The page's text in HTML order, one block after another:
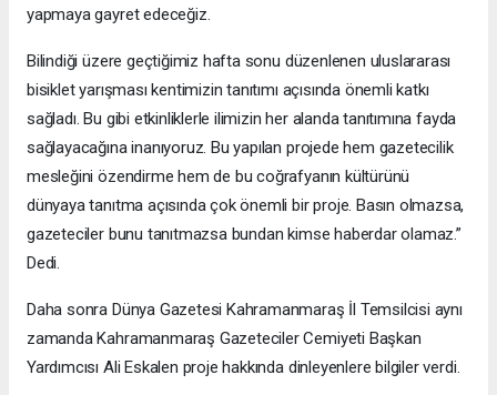
yapmaya gayret edeceğiz.
Bilindiği üzere geçtiğimiz hafta sonu düzenlenen uluslararası
bisiklet yarışması kentimizin tanıtımı açısında önemli katkı
sağladı. Bu gibi etkinliklerle ilimizin her alanda tanıtımına fayda
sağlayacağına inanıyoruz. Bu yapılan projede hem gazetecilik
mesleğini özendirme hem de bu coğrafyanın kültürünü
dünyaya tanıtma açısında çok önemli bir proje. Basın olmazsa,
gazeteciler bunu tanıtmazsa bundan kimse haberdar olamaz.”
Dedi.
Daha sonra Dünya Gazetesi Kahramanmaraş İl Temsilcisi aynı
zamanda Kahramanmaraş Gazeteciler Cemiyeti Başkan
Yardımcısı Ali Eskalen proje hakkında dinleyenlere bilgiler verdi.